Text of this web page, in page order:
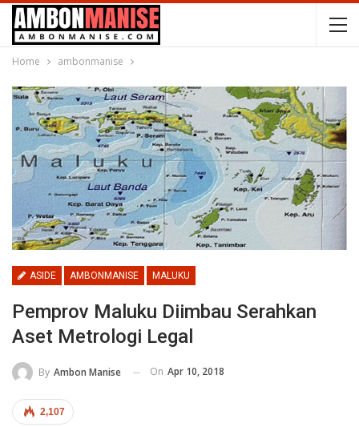
Home ambonmanise
ASIDE AMBONMANISE MALUKU
Pemprov Maluku Diimbau Serahkan
Aset Metrologi Legal
By Ambon Manise On Apr 10, 2018
2,107